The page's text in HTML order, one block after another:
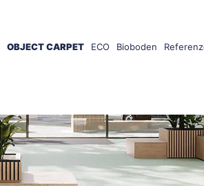
OBJECT CARPET ECO Bioboden